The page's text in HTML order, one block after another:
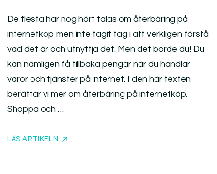
De flesta har nog hört talas om återbäring på
internetköp men inte tagit tag i att verkligen förstå
vad det är och utnyttja det. Men det borde du! Du
kan nämligen få tillbaka pengar när du handlar
varor och tjänster på internet. I den här texten
berättar vi mer om återbäring på internetköp.
Shoppa och …
LÄS ARTIKELN